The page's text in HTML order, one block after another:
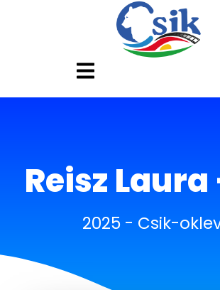
Reisz Laura
2025 - Csik-